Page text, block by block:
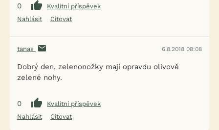
0
Kvalitní příspěvek
Nahlásit
Citovat
tanas 6.8.2018 08:08
Dobrý den, zelenonožky mají opravdu olivově
zelené nohy.
0
Kvalitní příspěvek
Nahlásit
Citovat